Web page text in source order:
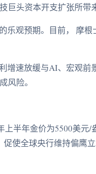
头资本开支扩张所带
乐观预期。目前， 摩
增速放缓与AI、宏观前
风险。
半年金价为5500美元/
使全球央行维持偏鹰